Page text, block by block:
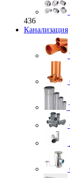
436
Канализация